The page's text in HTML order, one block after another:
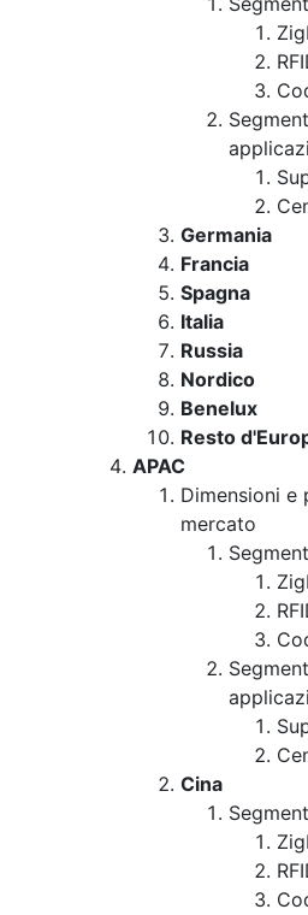
Germania
Francia
Spagna
Italia
Russia
Nordico
Benelux
Resto
APAC
Dimensioni e
mercato
Cina